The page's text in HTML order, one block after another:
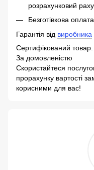
розрахунковий
Безготівкова
Гарантія від виробника
Сертифікований товар.
За домовленістю
Скористайтеся
прорахунку вартості
корисними для вас!